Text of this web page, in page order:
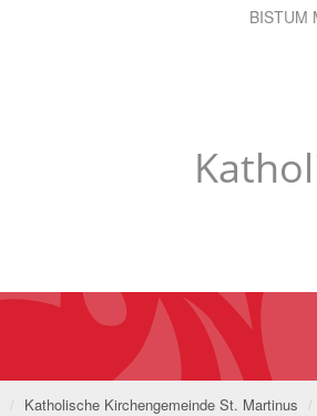
BISTUM
Katholische Kirchengemeinde St. Martinus